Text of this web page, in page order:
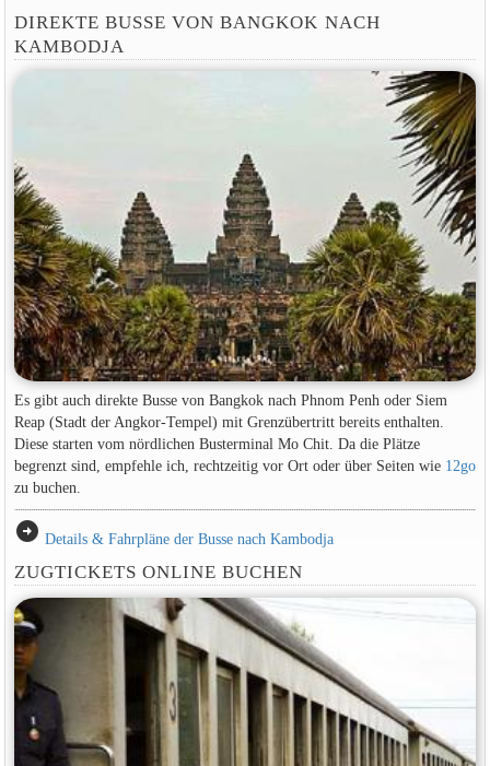
DIREKTE BUSSE VON BANGKOK NACH
KAMBODJA
Es gibt auch direkte Busse von Bangkok nach Phnom Penh oder Siem
Reap (Stadt der Angkor-Tempel) mit Grenzübertritt bereits enthalten.
Diese starten vom nördlichen Busterminal Mo Chit. Da die Plätze
begrenzt sind, empfehle ich, rechtzeitig vor Ort oder über Seiten wie 12go
zu buchen.
arrow_circle_right Details & Fahrpläne der Busse nach Kambodja
ZUGTICKETS ONLINE BUCHEN